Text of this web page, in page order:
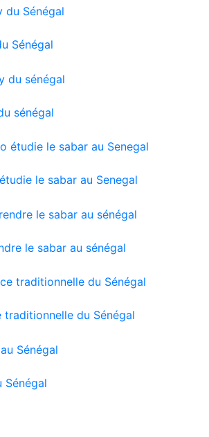
Sénégal
sénégal
le sabar au Senegal
le sabar au sénégal
traditionnelle du Sénégal
Sénégal